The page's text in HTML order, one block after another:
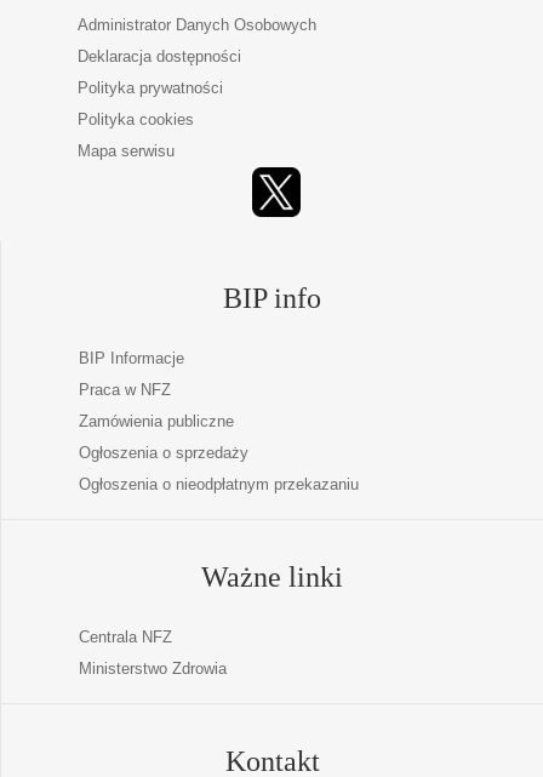
Administrator Danych Osobowych
Deklaracja dostępności
Polityka prywatności
Polityka cookies
Mapa serwisu
BIP info
BIP Informacje
Praca w NFZ
Zamówienia publiczne
Ogłoszenia o sprzedaży
Ogłoszenia o nieodpłatnym przekazaniu
Ważne linki
Centrala NFZ
Ministerstwo Zdrowia
Kontakt